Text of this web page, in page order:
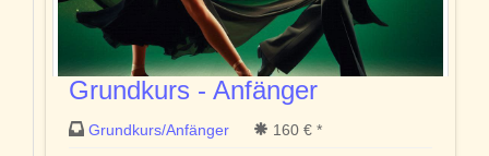
Grundkurs - Anfänger
Grundkurs/Anfänger 160 € *